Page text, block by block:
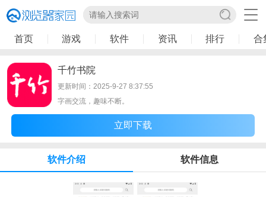
首页 游戏 软件 资讯 排行 合
千竹书院
更新时间：2025-9-27 8:37:55
字画交流，趣味不断。
立即下载
软件介绍 软件信息